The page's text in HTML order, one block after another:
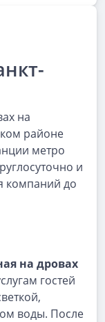
на
районе
метро
и
компаний до
на дровах
гостей
воды. После